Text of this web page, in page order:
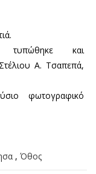
τυπώθηκε και
Α. Τσαπεπά,
φωτογραφικό
, Όθος